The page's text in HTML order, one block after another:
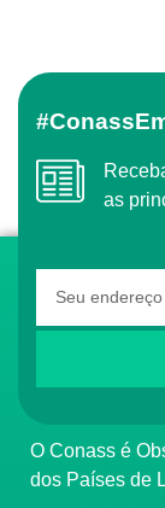
Receba o conteúdo semanal do Conass com
as
O Conass é Observador Consultivo da Comunidade
dos Países de